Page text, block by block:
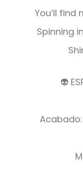
You’ll
Spinning
👽